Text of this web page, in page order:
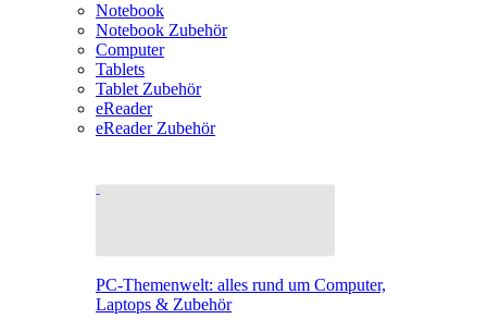
Notebook
Notebook Zubehör
Computer
Tablets
Tablet Zubehör
eReader
eReader Zubehör
PC-Themenwelt: alles rund um Computer,
Laptops & Zubehör